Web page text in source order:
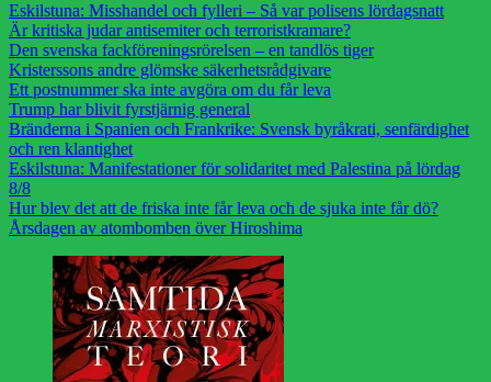
Eskilstuna: Misshandel och fylleri – Så var polisens lördagsnatt
Är kritiska judar antisemiter och terroristkramare?
Den svenska fackföreningsrörelsen – en tandlös tiger
Kristerssons andre glömske säkerhetsrådgivare
Ett postnummer ska inte avgöra om du får leva
Trump har blivit fyrstjärnig general
Bränderna i Spanien och Frankrike: Svensk byråkrati, senfärdighet
och ren klantighet
Eskilstuna: Manifestationer för solidaritet med Palestina på lördag
8/8
Hur blev det att de friska inte får leva och de sjuka inte får dö?
Årsdagen av atombomben över Hiroshima